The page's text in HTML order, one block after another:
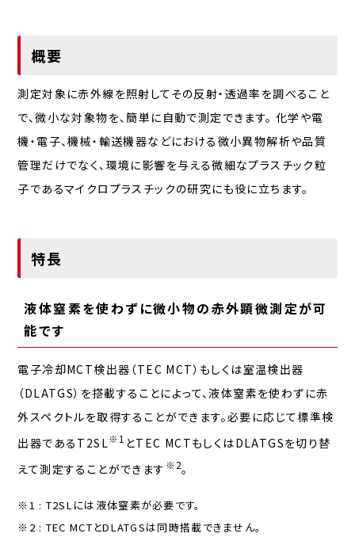
概要
測定対象に赤外線を照射してその反射・透過率を調べること
で、微小な対象物を、簡単に自動で測定できます。 化学や電
機・電子、機械・輸送機器などにおける微小異物解析や品質
管理だけでなく、環境に影響を与える微細なプラスチック粒
子であるマイクロプラスチックの研究にも役に立ちます。
特長
液体窒素を使わずに微小物の赤外顕微測定が可
能です
電子冷却MCT検出器（TEC MCT）もしくは室温検出器
（DLATGS）を搭載することによって、液体窒素を使わずに赤
外スペクトルを取得することができます。必要に応じて標準検
出器であるT2SL※1 とTEC MCTもしくはDLATGSを切り替
えて測定することができます ※2。
※1 : T2SLには液体窒素が必要です。
※2 : TEC MCTとDLATGSは同時搭載できません。